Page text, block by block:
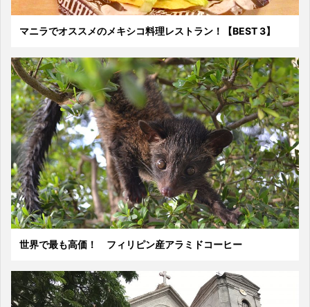
マニラでオススメのメキシコ料理レストラン！【BEST 3】
世界で最も高価！ フィリピン産アラミドコーヒー